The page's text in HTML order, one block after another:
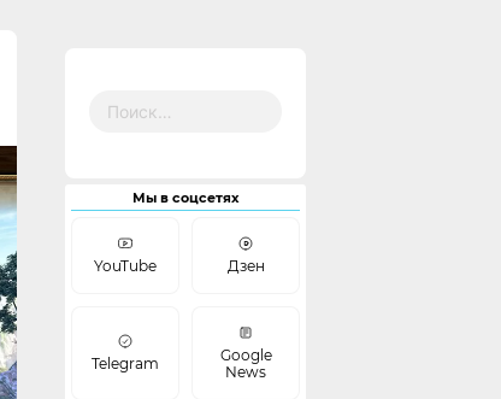
Мы в соцсетях
YouTube Дзен
Telegram
Google
News